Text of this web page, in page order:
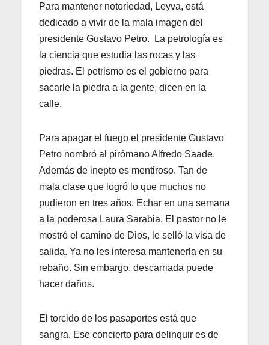
Para mantener notoriedad, Leyva, está
dedicado a vivir de la mala imagen del
presidente Gustavo Petro. La petrología es
la ciencia que estudia las rocas y las
piedras. El petrismo es el gobierno para
sacarle la piedra a la gente, dicen en la
calle.
Para apagar el fuego el presidente Gustavo
Petro nombró al pirómano Alfredo Saade.
Además de inepto es mentiroso. Tan de
mala clase que logró lo que muchos no
pudieron en tres años. Echar en una semana
a la poderosa Laura Sarabia. El pastor no le
mostró el camino de Dios, le selló la visa de
salida. Ya no les interesa mantenerla en su
rebaño. Sin embargo, descarriada puede
hacer daños.
El torcido de los pasaportes está que
sangra. Ese concierto para delinquir es de